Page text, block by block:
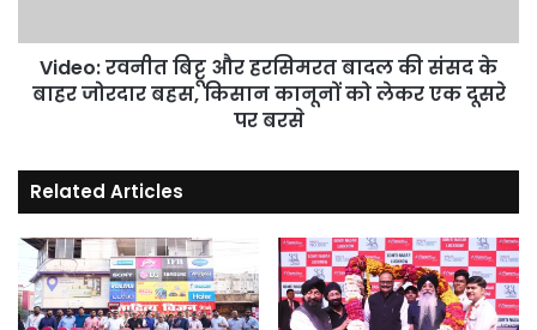
के
बाहर
जोरदार
कानूनों
को
लेकर
एक
दूसरे
पर
बरसे
Video: रवनीत बिट्टू और हरसिमरत बादल की संसद के
बाहर जोरदार बहस, किसान कानूनों को लेकर एक दूसरे
पर बरसे
Related Articles